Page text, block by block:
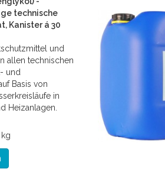
technische
Kanister á 30
und
allen technischen
und
Basis von
in
Heizanlagen.
kg